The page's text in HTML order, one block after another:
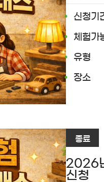
신청기
체험가
유형
장소
종료
2026
신청